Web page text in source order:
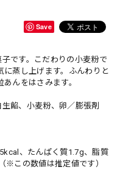
Save
です。こだわりの小麦粉で
に蒸し上げます。ふんわりと
んをはさみます。
餡、小麦粉、卵／膨張剤
、たんぱく質1.7g、脂質
※この数値は推定値です）